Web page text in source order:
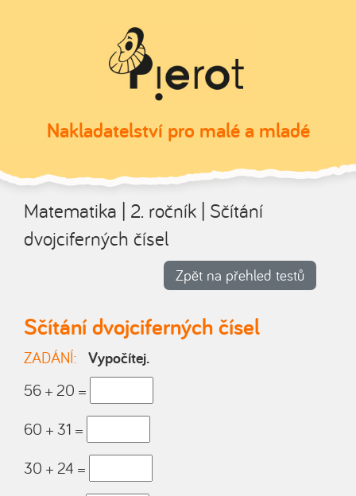
Nakladatelstvípro malé a mladé
Matematika | 2. ročník | Sčítání
dvojciferných čísel
Zpět na přehled testů
Sčítání dvojciferných čísel
ZADÁNÍ: Vypočítej.
56 + 20 =
60 + 31 =
30 + 24 =